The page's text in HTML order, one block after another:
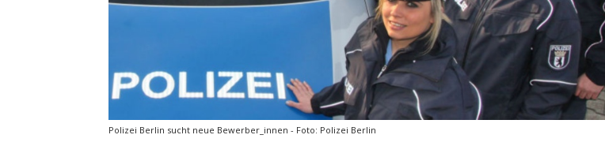
Polizei Berlin sucht neue Bewerber_innen - Foto: Polizei Berlin